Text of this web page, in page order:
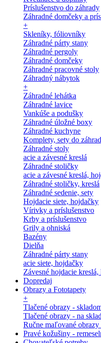
Príslušenstvo do záhrady
Záhradné domčeky a
+
Skleníky, fóliovníky
Záhradné párty stany
Záhradné pergoly
Záhradné domčeky
Záhradné pracovné stoly
Záhradný nábytok
+
Záhradné lehátka
Záhradné lavice
Vankúše a podušky
Záhradné úložné boxy
Záhradné kuchyne
Komplety, sety do
Záhradné stoly
acie a závesné kreslá
Záhradné stoličky
acie a závesné kreslá,
Záhradné stoličky, kreslá
Záhradné sedenie, sety
Hojdacie siete, hojdačky
Vírivky a príslušenstvo
Krby a príslušenstvo
Grily a ohniská
Bazény
Dielňa
Záhradné párty stany
acie siete, hojdačky
Závesné hojdacie
Dopredaj
Obrazy a Fototapety
+
Tlačené obrazy -
Tlačené obrazy - na
Ručne maľované obrazy
Pravé kožušiny -